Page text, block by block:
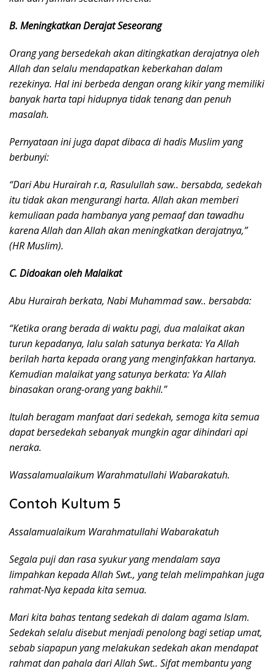
B. Meningkatkan Derajat Seseorang
Orang yang bersedekah akan ditingkatkan derajatnya oleh
Allah dan selalu mendapatkan keberkahan dalam
rezekinya. Hal ini berbeda dengan orang kikir yang memiliki
banyak harta tapi hidupnya tidak tenang dan penuh
masalah.
Pernyataan ini juga dapat dibaca di hadis Muslim yang
berbunyi:
“Dari Abu Hurairah r.a, Rasulullah saw.. bersabda, sedekah
itu tidak akan mengurangi harta. Allah akan memberi
kemuliaan pada hambanya yang pemaaf dan tawadhu
karena Allah dan Allah akan meningkatkan derajatnya,”
(HR Muslim).
C. Didoakan oleh Malaikat
Abu Hurairah berkata, Nabi Muhammad saw.. bersabda:
“Ketika orang berada di waktu pagi, dua malaikat akan
turun kepadanya, lalu salah satunya berkata: Ya Allah
berilah harta kepada orang yang menginfakkan hartanya.
Kemudian malaikat yang satunya berkata: Ya Allah
binasakan orang-orang yang bakhil.”
Itulah beragam manfaat dari sedekah, semoga kita semua
dapat bersedekah sebanyak mungkin agar dihindari api
neraka.
Wassalamualaikum Warahmatullahi Wabarakatuh.
Contoh Kultum 5
Assalamualaikum Warahmatullahi Wabarakatuh
Segala puji dan rasa syukur yang mendalam saya
limpahkan kepada Allah Swt., yang telah melimpahkan juga
rahmat-Nya kepada kita semua.
Mari kita bahas tentang sedekah di dalam agama Islam.
Sedekah selalu disebut menjadi penolong bagi setiap umat,
sebab siapapun yang melakukan sedekah akan mendapat
rahmat dan pahala dari Allah Swt.. Sifat membantu yang